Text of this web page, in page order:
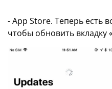
- App Store. Теперь есть
чтобы обновить вкладку